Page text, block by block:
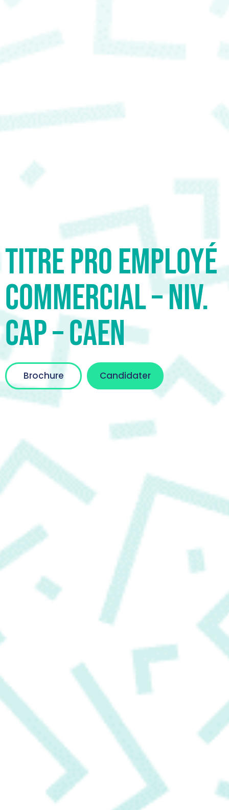
Titre PRO Employé
commercial – Niv.
CAP – CAEN
Brochure Candidater